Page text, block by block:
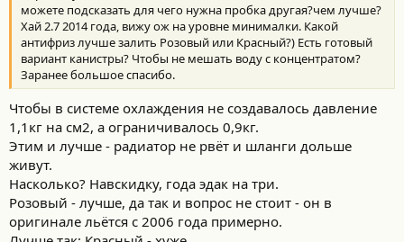
можете подсказать для чего нужна пробка другая?чем лучше?
Хай 2.7 2014 года, вижу ож на уровне минималки. Какой
антифриз лучше залить Розовый или Красный?) Есть готовый
вариант канистры? Чтобы не мешать воду с концентратом?
Заранее большое спасибо.
Чтобы в системе охлаждения не создавалось давление
1,1кг на см2, а ограничивалось 0,9кг.
Этим и лучше - радиатор не рвёт и шланги дольше
живут.
Насколько? Навскидку, года эдак на три.
Розовый - лучше, да так и вопрос не стоит - он в
оригинале льётся с 2006 года примерно.